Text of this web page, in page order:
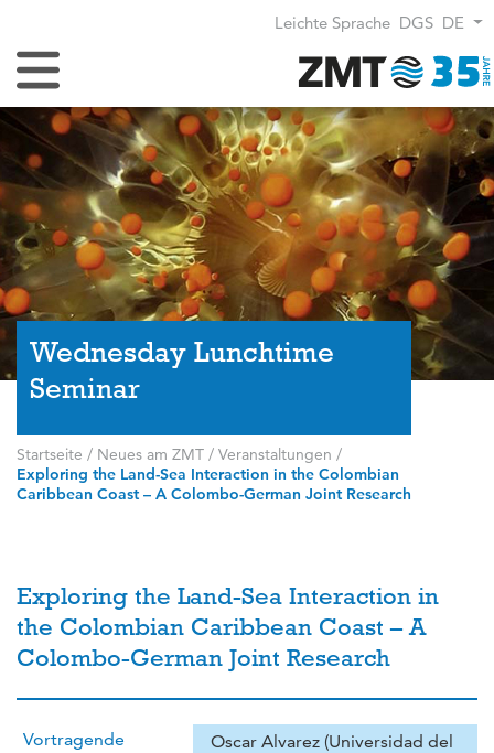
Leichte Sprache DGS DE
Navigation umschalten
Wednesday Lunchtime
Seminar
Startseite / Neues am ZMT / Veranstaltungen /
Exploring the Land-Sea Interaction in the Colombian
Caribbean Coast – A Colombo-German Joint Research
Exploring the Land-Sea Interaction in
the Colombian Caribbean Coast – A
Colombo-German Joint Research
Vortragende
Oscar Alvarez (Universidad del